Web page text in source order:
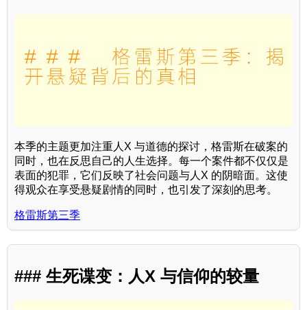
本季的主题更加注重人X 与道德的探讨，格雷斯在破案的
同时，也在反思自己的人生选择。每一个案件都不仅仅是
表面的犯罪，它们反映了社会问题与人X 的阴暗面。这使
得观众在享受悬疑剧情的同时，也引发了深刻的思考。
格雷斯第三季
### 生死谍变：人X 与信仰的较量